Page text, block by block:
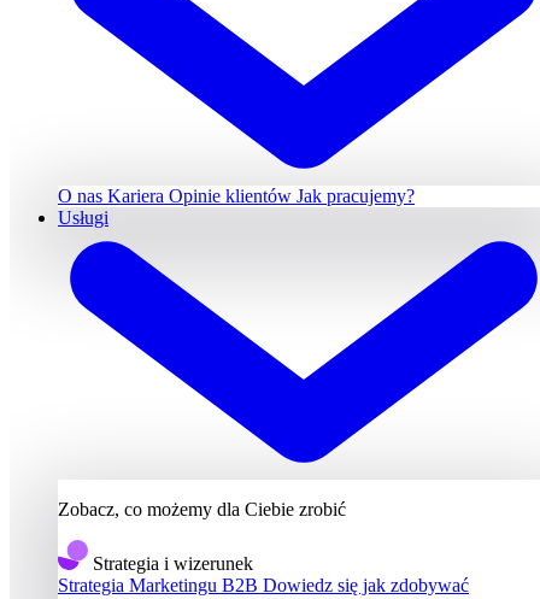
O nas Kariera Opinie klientów Jak pracujemy?
Usługi
Zobacz, co możemy dla Ciebie zrobić
Strategia i wizerunek
Strategia Marketingu B2B Dowiedz się jak zdobywać